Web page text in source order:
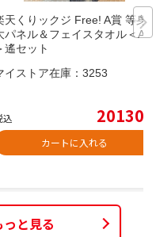
天くりックジ Free! A賞 等身
パネル＆フェイスタオル＜A-1
遙セット
イストア在庫： 3253
込 20130
カートに入れる
と見る